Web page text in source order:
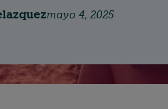
mayo 4, 2025